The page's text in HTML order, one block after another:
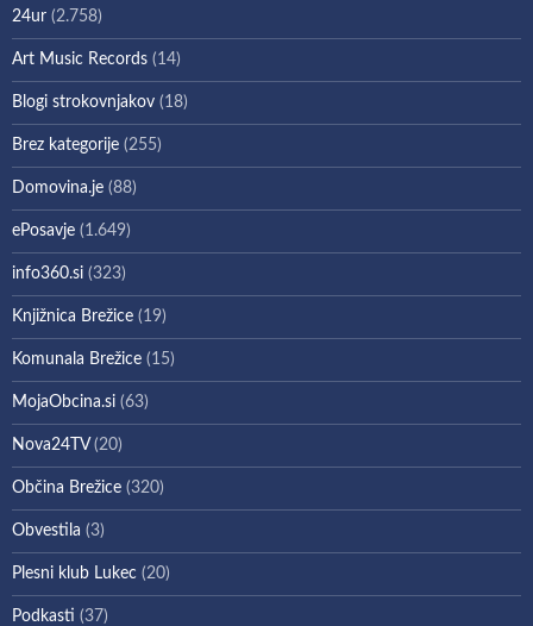
24ur (2.758)
Art Music Records (14)
Blogi strokovnjakov (18)
Brez kategorije (255)
Domovina.je (88)
ePosavje (1.649)
info360.si (323)
Knjižnica Brežice (19)
Komunala Brežice (15)
MojaObcina.si (63)
Nova24TV(20)
Občina Brežice (320)
Obvestila (3)
Plesni klub Lukec (20)
Podkasti (37)